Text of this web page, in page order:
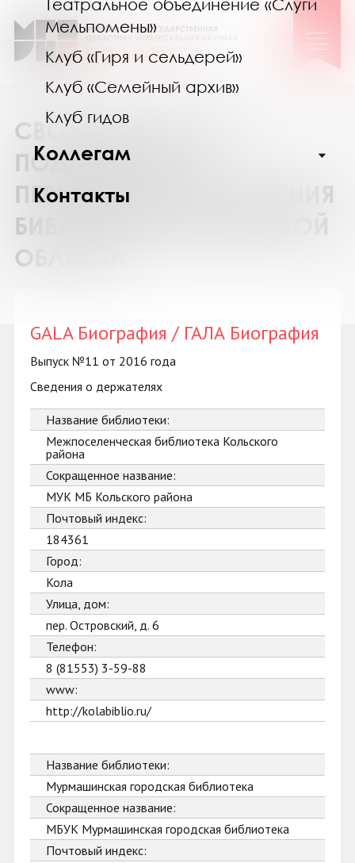
Мельпомены»
Клуб «Гиря и сельдерей»
Клуб «Семейный архив»
Клуб гидов
Коллегам
Контакты
СВОДНЫЙ КАТАЛОГ
ПОДПИСКИ НА
ПЕРИОДИЧЕСКИЕ ИЗДАНИЯ
БИБЛИОТЕК МУРМАНСКОЙ
ОБЛАСТИ
GALA Биография / ГАЛА Биография
Выпуск №11 от 2016 года
Сведения о держателях
Название библиотеки:
Межпоселенческая библиотека Кольского
района
Сокращенное название:
МУК МБ Кольского района
Почтовый индекс:
184361
Город:
Кола
Улица, дом:
пер. Островский, д. 6
Телефон:
8 (81553) 3-59-88
www:
http://kolabiblio.ru/
Название библиотеки:
Мурмашинская городская библиотека
Сокращенное название:
МБУК Мурмашинская городская библиотека
Почтовый индекс: